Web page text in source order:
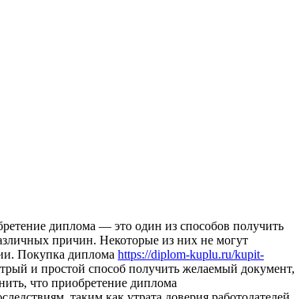
диплома — это один из способов получить
причин. Некоторые из них не могут
Покупка диплома https://diplom-kuplu.ru/kupit-
и простой способ получить желаемый документ,
что приобретение диплома